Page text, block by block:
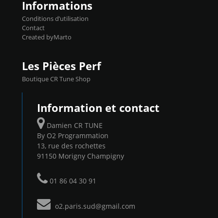
Informations
Conditions d’utilisation
Contact
Created byMarto
Les Pièces Perf
Boutique CR Tune Shop
Information et contact
Damien CR TUNE
By O2 Programmation
13, rue des rochettes
91150 Morigny Champigny
01 86 04 30 91
o2.paris.sud@gmail.com